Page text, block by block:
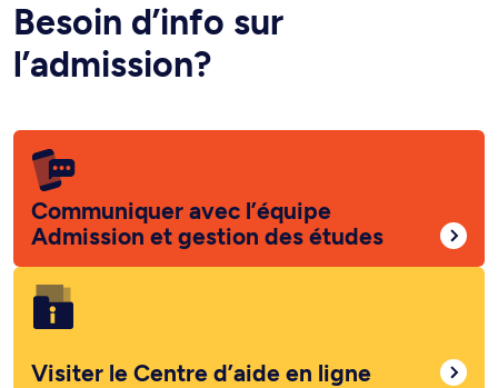
Besoin d’info sur
l’admission?
Communiquer avec l’équipe
Admission et gestion des études
Visiter le Centre d’aide en ligne